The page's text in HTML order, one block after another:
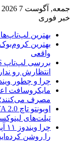
جمعه, آگوست 7 2026
خبر فوری
بهترین لپ‌تاپ‌های 2026 | راهنمای خرید از اقتصادی تا
واقعی
انتظارش رو
چرا و چطور ویندوز ۱۱ هوم رو به پرو
مصرف
تبلت‌های
را روشن